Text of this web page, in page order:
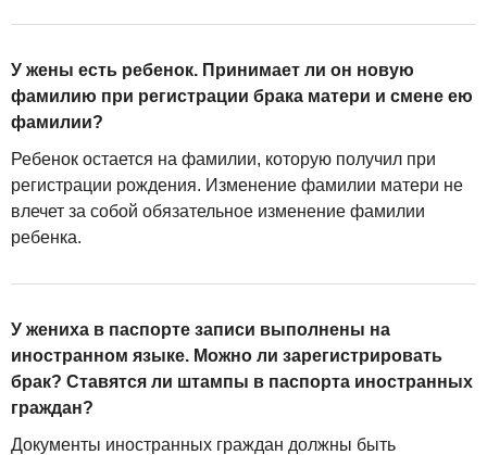
У жены есть ребенок. Принимает ли он новую
фамилию при регистрации брака матери и смене ею
фамилии?
Ребенок остается на фамилии, которую получил при
регистрации рождения. Изменение фамилии матери не
влечет за собой обязательное изменение фамилии
ребенка.
У жениха в паспорте записи выполнены на
иностранном языке. Можно ли зарегистрировать
брак? Ставятся ли штампы в паспорта иностранных
граждан?
Документы иностранных граждан должны быть